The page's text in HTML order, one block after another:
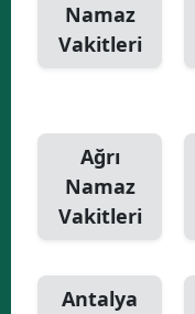
Namaz
Vakitleri
Ağrı
Namaz
Vakitleri
Antalya